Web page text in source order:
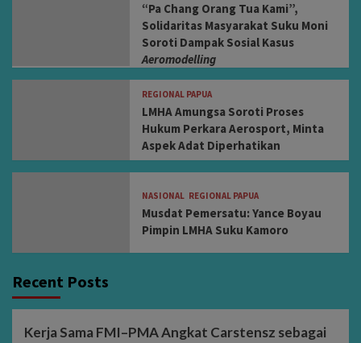
“Pa Chang Orang Tua Kami”,
Solidaritas Masyarakat Suku Moni
Soroti Dampak Sosial Kasus
Aeromodelling
REGIONAL PAPUA
LMHA Amungsa Soroti Proses
Hukum Perkara Aerosport, Minta
Aspek Adat Diperhatikan
NASIONAL REGIONAL PAPUA
Musdat Pemersatu: Yance Boyau
Pimpin LMHA Suku Kamoro
Recent Posts
Kerja Sama FMI–PMA Angkat Carstensz sebagai